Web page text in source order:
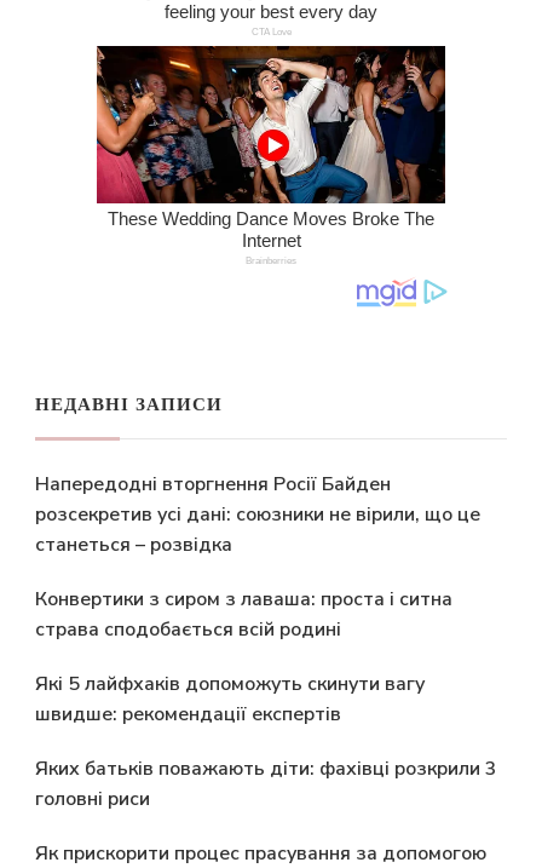
НЕДАВНІ ЗАПИСИ
Напередодні вторгнення Росії Байден
розсекретив усі дані: союзники не вірили, що це
станеться – розвідка
Конвертики з сиром з лаваша: проста і ситна
страва сподобається всій родині
Які 5 лайфхаків допоможуть скинути вагу
швидше: рекомендації експертів
Яких батьків поважають діти: фахівці розкрили 3
головні риси
Як прискорити процес прасування за допомогою